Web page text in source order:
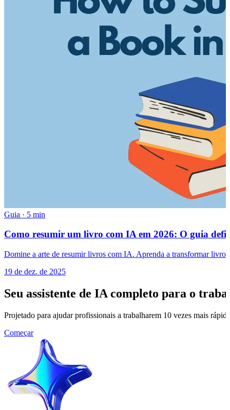
Guia · 5 min
Como resumir um livro com IA em 2026: O guia
Domine a arte de resumir livros com IA. Aprenda a transformar
19 de dez. de 2025
Seu assistente de IA completo para o
Projetado para ajudar profissionais a trabalharem 10 vezes mais
Começar